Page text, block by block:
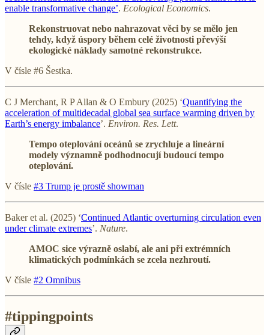
enable transformative change’. Ecological Economics.
Rekonstruovat nebo nahrazovat věci by se mělo jen
tehdy, když úspory během celé životnosti převýší
ekologické náklady samotné rekonstrukce.
V čísle #6 Šestka.
C J Merchant, R P Allan & O Embury (2025) ‘Quantifying the
acceleration of multidecadal global sea surface warming driven by
Earth’s energy imbalance’. Environ. Res. Lett.
Tempo oteplování oceánů se zrychluje a lineární
modely významně podhodnocují budoucí tempo
oteplování.
V čísle #3 Trump je prostě showman
Baker et al. (2025) ‘Continued Atlantic overturning circulation even
under climate extremes’. Nature.
AMOC sice výrazně oslabí, ale ani při extrémních
klimatických podmínkách se zcela nezhroutí.
V čísle #2 Omnibus
#tippingpoints